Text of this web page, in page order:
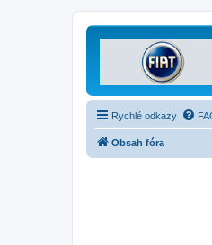
Rychlé odkazy
Obsah fóra